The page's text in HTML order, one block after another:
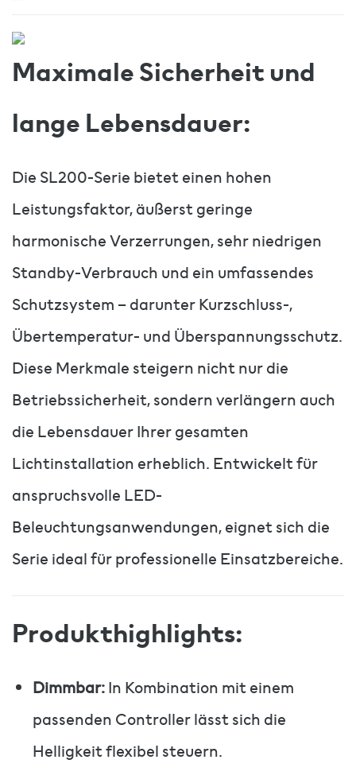
Maximale Sicherheit und
lange Lebensdauer:
Die SL200-Serie bietet einen hohen
Leistungsfaktor, äußerst geringe
harmonische Verzerrungen, sehr niedrigen
Standby-Verbrauch und ein umfassendes
Schutzsystem – darunter Kurzschluss-,
Übertemperatur- und Überspannungsschutz.
Diese Merkmale steigern nicht nur die
Betriebssicherheit, sondern verlängern auch
die Lebensdauer Ihrer gesamten
Lichtinstallation erheblich. Entwickelt für
anspruchsvolle LED-
Beleuchtungsanwendungen, eignet sich die
Serie ideal für professionelle Einsatzbereiche.
Produkthighlights:
Dimmbar:In Kombination mit einem
passenden Controller lässt sich die
Helligkeit flexibel steuern.